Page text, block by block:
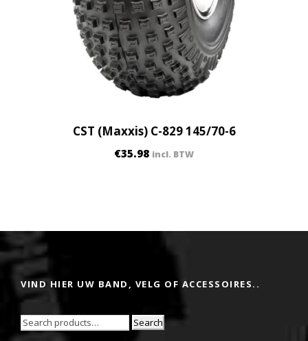
CST (Maxxis) C-829 145/70-6
€35.98 incl. BTW
VIND HIER UW BAND, VELG OF ACCESSOIRES..
Search